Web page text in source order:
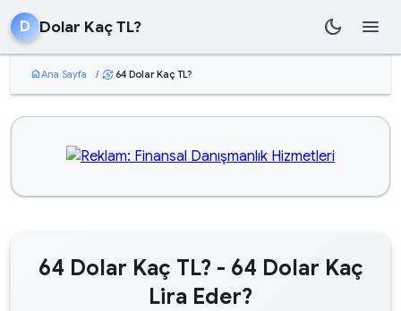
D Dolar Kaç TL? dark_mode menu
homeAna Sayfa / currency_exchange 64 Dolar Kaç TL?
64 Dolar Kaç TL? - 64 Dolar Kaç
Lira Eder?